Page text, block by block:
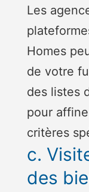
Les
Homes
de votre
des listes
pour
critères
c.
des